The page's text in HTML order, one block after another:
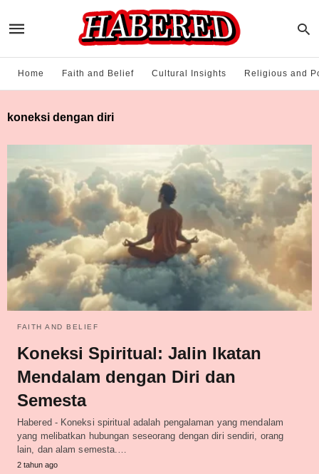
Home Faith and Belief Cultural Insights Religious and
koneksi dengan diri
FAITH AND BELIEF
Koneksi Spiritual: Jalin Ikatan
Mendalam dengan Diri dan
Semesta
Habered - Koneksi spiritual adalah pengalaman yang mendalam
yang melibatkan hubungan seseorang dengan diri sendiri, orang
lain, dan alam semesta.…
2 tahun ago